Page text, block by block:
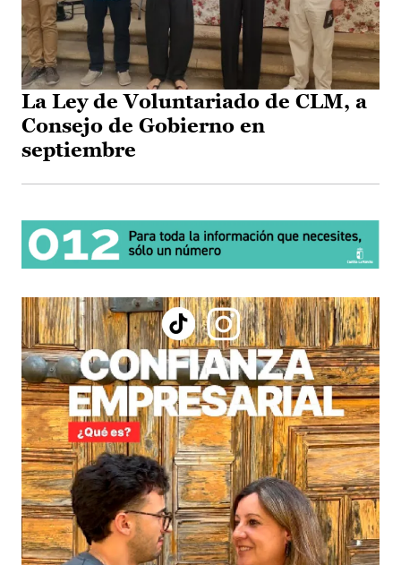
La Ley de Voluntariado de CLM, a
Consejo de Gobierno en
septiembre